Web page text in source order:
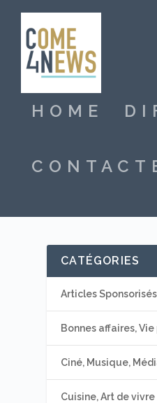
HOME
CATÉGORIES
Articles Sponsorisés
Bonnes affaires,
Ciné, Musique,
Cuisine, Art de vivre